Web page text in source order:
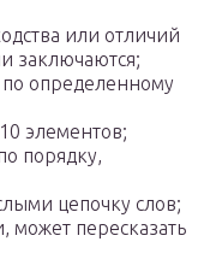
или отличий
заключаются;
определенному
элементов;
порядку,
цепочку слов;
может пересказать